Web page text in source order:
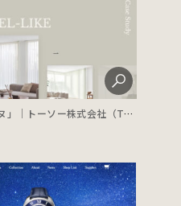
調光スルーカーテン「スリーヌ」｜トーソー株式会社（TOSO）